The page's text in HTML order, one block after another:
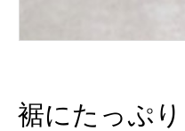
裾にたっぷ